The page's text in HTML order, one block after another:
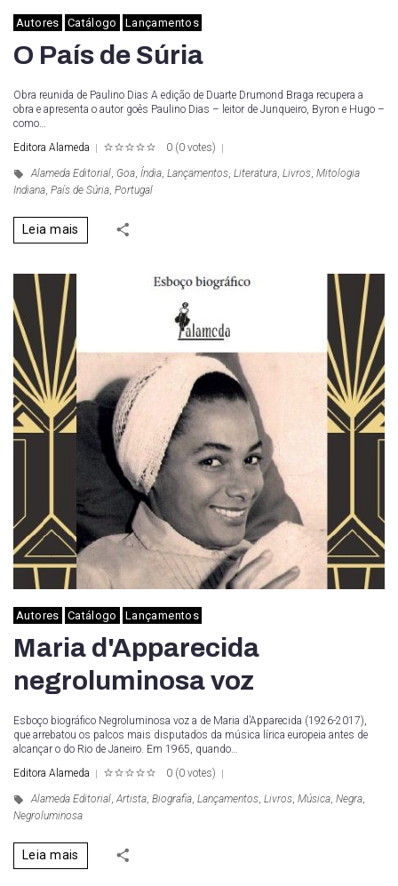
Autores Catálogo Lançamentos
O País de Súria
Obra reunida de Paulino Dias A edição de Duarte Drumond Braga recupera a
obra e apresenta o autor goês Paulino Dias – leitor de Junqueiro, Byron e Hugo –
como…
Editora Alameda
0 (0 votes)
Alameda Editorial, Goa, Índia, Lançamentos, Literatura, Livros, Mitologia
Indiana, País de Súria, Portugal
Leia mais
Autores Catálogo Lançamentos
Maria d'Apparecida
negroluminosa voz
Esboço biográfico Negroluminosa voz a de Maria d’Apparecida (1926-2017),
que arrebatou os palcos mais disputados da música lírica europeia antes de
alcançar o do Rio de Janeiro. Em 1965, quando…
Editora Alameda
0 (0 votes)
Alameda Editorial,Artista, Biografia, Lançamentos, Livros, Música, Negra,
Negroluminosa
Leia mais